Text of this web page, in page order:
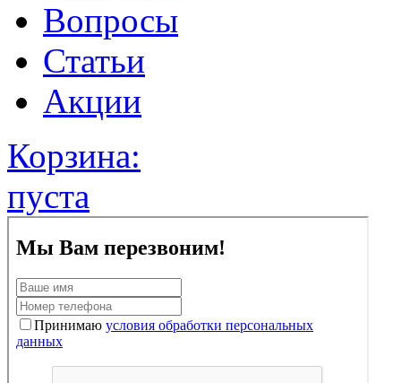
Вопросы
Статьи
Акции
Корзина:
пуста